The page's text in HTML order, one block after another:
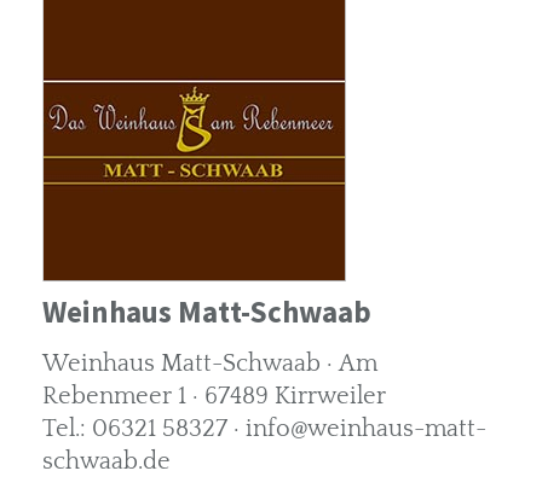
Weinhaus Matt-Schwaab
Weinhaus Matt-Schwaab · Am
Rebenmeer 1 · 67489 Kirrweiler
Tel.: 06321 58327 · info@weinhaus-matt-
schwaab.de